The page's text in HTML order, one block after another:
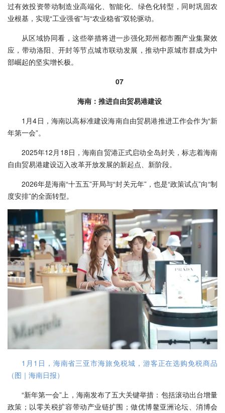
过有效投资带动制造业高端化、智能化、绿色化转型，同时巩固农
业根基，实现“工业强省”与“农业稳省”双轮驱动。
从区域协同看，这些举措将进一步强化郑州都市圈产业集聚效
应，带动洛阳、开封等节点城市联动发展，推动中原城市群成为中
部崛起的坚实增长极。
07
海南：推进自由贸易港建设
1月4日，海南以高标准建设海南自由贸易港推进工作会作为“新
年第一会”。
2025年12月18日，海南自贸港正式启动全岛封关，标志着海南
自由贸易港建设迈入改革开放发展的新起点、新阶段。
2026年是海南“十五五”开局与“封关元年”，也是“政策试点”向“制
度安排”的全面转型。
1月1日，海南省三亚市海旅免税城，游客正在选购免税商品
（图｜海南日报）
“新年第一会”上，海南发布了五大关键举措：包括滚动出台增量
政策；以零关税扩容带动产业链扩围；做优博鳌亚洲论坛、消博会